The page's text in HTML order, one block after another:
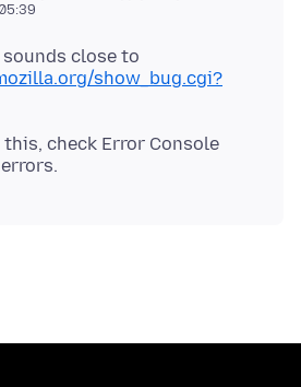
close to
show_bug.cgi?
check Error Console